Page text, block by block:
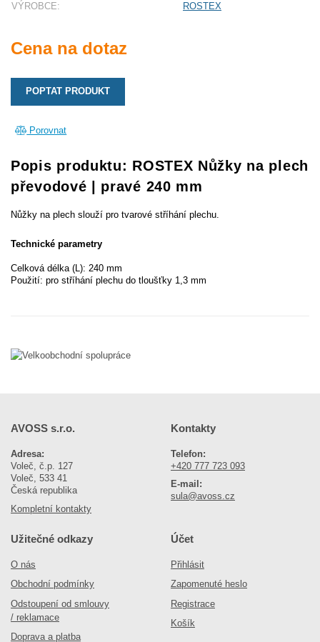
VÝROBCE: ROSTEX
Cena na dotaz
POPTAT PRODUKT
Porovnat
Popis produktu: ROSTEX Nůžky na plech
převodové | pravé 240 mm
Nůžky na plech slouží pro tvarové stříhání plechu.
Technické parametry
Celková délka (L): 240 mm
Použití: pro stříhání plechu do tloušťky 1,3 mm
AVOSS s.r.o.
Adresa:
Voleč, č.p. 127
Voleč, 533 41
Česká republika
Kompletní kontakty
Kontakty
Telefon:
+420 777 723 093
E-mail:
sula@avoss.cz
Užitečné odkazy
O nás
Obchodní podmínky
Odstoupení od smlouvy
/ reklamace
Doprava a platba
Účet
Přihlásit
Zapomenuté heslo
Registrace
Košík